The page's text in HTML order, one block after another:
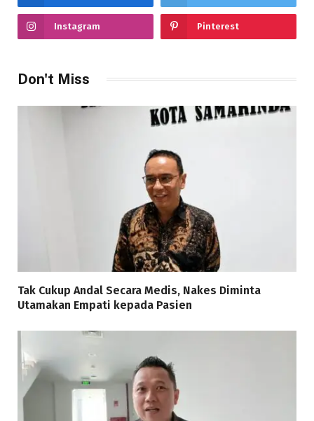
Instagram Pinterest
Don't Miss
Tak Cukup Andal Secara Medis, Nakes Diminta
Utamakan Empati kepada Pasien